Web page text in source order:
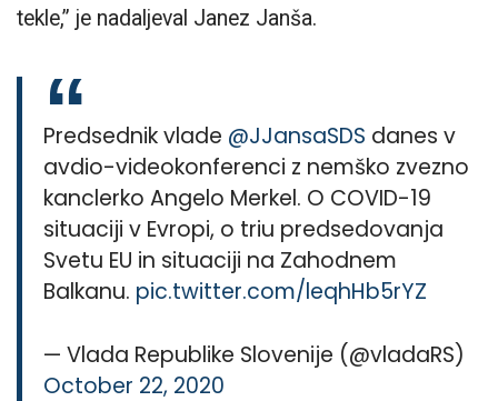
tekle,” je nadaljeval Janez Janša.
Predsednik vlade @JJansaSDS danes v
avdio-videokonferenci z nemško zvezno
kanclerko Angelo Merkel. O COVID-19
situaciji v Evropi, o triu predsedovanja
Svetu EU in situaciji na Zahodnem
Balkanu. pic.twitter.com/leqhHb5rYZ
— Vlada Republike Slovenije (@vladaRS)
October 22, 2020